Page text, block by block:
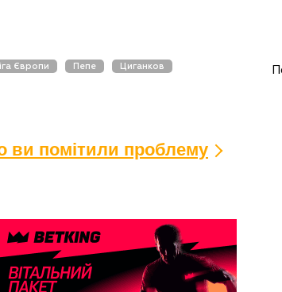
Європи Пепе Циганков
ви помітили проблему